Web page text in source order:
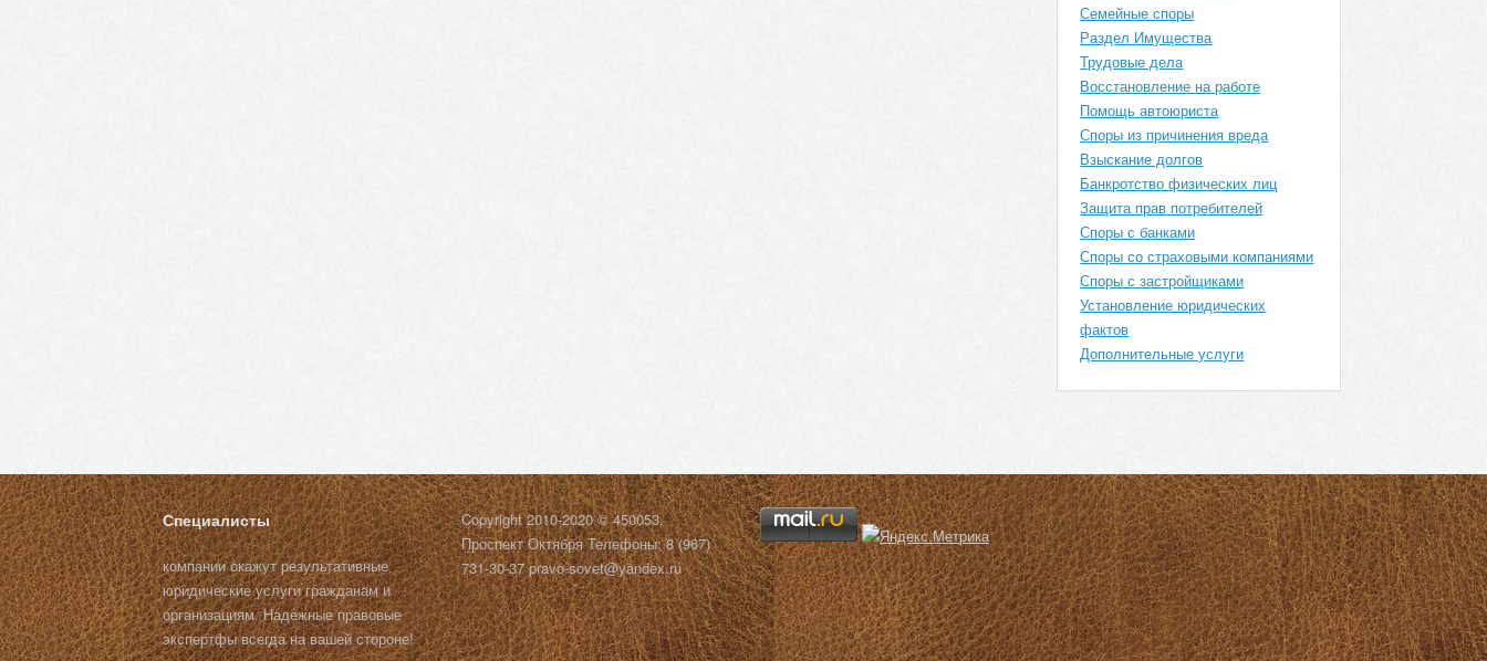
Семейные споры
Раздел Имущества
Трудовые дела
Восстановление на работе
Помощь автоюриста
Споры из причинения вреда
Взыскание долгов
Банкротство физических лиц
Защита прав потребителей
Споры с банками
Споры со страховыми компаниями
Споры с застройщиками
Установление юридических
фактов
Дополнительные услуги
Специалисты
компании окажут результативные
юридические услуги гражданам и
организациям. Надежные правовые
экспертфы всегда на вашей стороне!
Copyright 2010-2020 © 450053,
Проспект Октября Телефоны: 8 (967)
731-30-37 pravo-sovet@yandex.ru